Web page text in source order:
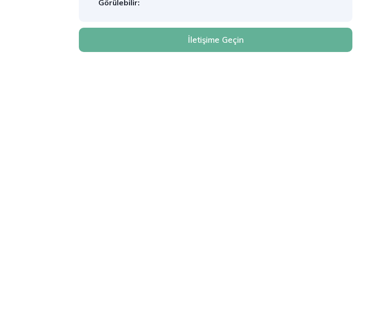
Görülebilir:
İletişime Geçin